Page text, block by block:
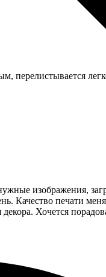
перелистывается
изображения,
Качество печати
Хочется